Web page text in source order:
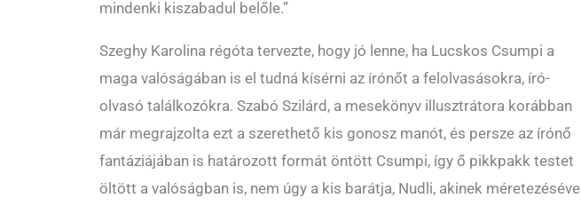
mindenki kiszabadul belőle.”
Szeghy Karolina régóta tervezte, hogy jó lenne, ha Lucskos Csumpi a
maga valóságában is el tudná kísérni az írónőt a felolvasásokra, író-
olvasó találkozókra. Szabó Szilárd, a mesekönyv illusztrátora korábban
már megrajzolta ezt a szerethető kis gonosz manót, és persze az írónő
fantáziájában is határozott formát öntött Csumpi, így ő pikkpakk testet
öltött a valóságban is, nem úgy a kis barátja, Nudli, akinek méretezésével